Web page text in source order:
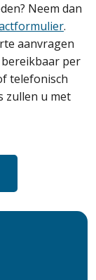
Neem dan
.
aanvragen
per
telefonisch
zullen u met